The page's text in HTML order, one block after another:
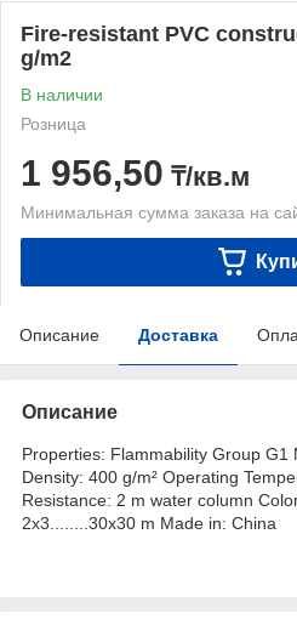
Fire-resistant PVC
g/m2
В наличии
Розница
1 956,50 ₸/кв.м
Минимальная сумма заказа на
Описание Доставка
Описание
Properties: Flammability Group G1
Density: 400 g/m² Operating
Resistance: 2 m water column
2x3........30x30 m Made in: China